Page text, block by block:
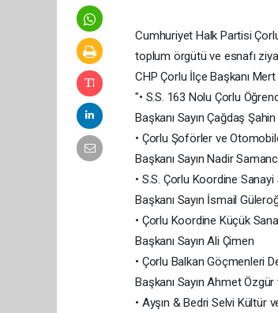
Cumhuriyet Halk Partisi
toplum örgütü ve esnafı
CHP Çorlu İlçe Başkanı
"• S.S. 163 Nolu Çorlu
Başkanı Sayın Çağdaş
• Çorlu Şoförler ve
Başkanı Sayın Nadir
• S.S. Çorlu Koordine
Başkanı Sayın İsmail
• Çorlu Koordine Küçük
Başkanı Sayın Ali Çimen
• Çorlu Balkan Göçmenleri
Başkanı Sayın Ahmet
• Ayşın & Bedri Selvi Kültür